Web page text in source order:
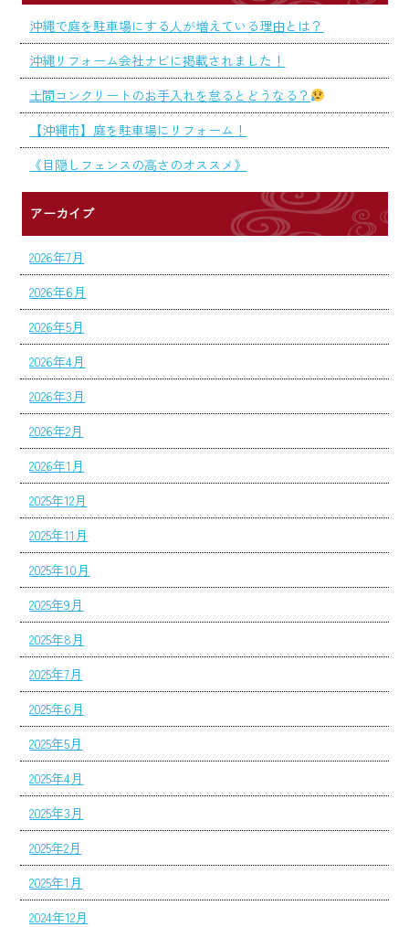
沖縄で庭を駐車場にする人が増えている理由とは？
沖縄リフォーム会社ナビに掲載されました！
土間コンクリートのお手入れを怠るとどうなる？
【沖縄市】庭を駐車場にリフォーム！
《目隠しフェンスの高さのオススメ》
アーカイブ
2026年7月
2026年6月
2026年5月
2026年4月
2026年3月
2026年2月
2026年1月
2025年12月
2025年11月
2025年10月
2025年9月
2025年8月
2025年7月
2025年6月
2025年5月
2025年4月
2025年3月
2025年2月
2025年1月
2024年12月